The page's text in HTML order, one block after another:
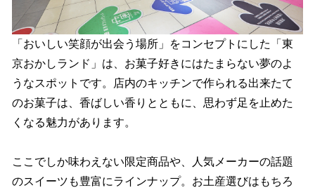
「おいしい笑顔が出会う場所」をコンセプトにした「東
京おかしランド」は、お菓子好きにはたまらない夢のよ
うなスポットです。店内のキッチンで作られる出来たて
のお菓子は、香ばしい香りとともに、思わず足を止めた
くなる魅力があります。
ここでしか味わえない限定商品や、人気メーカーの話題
のスイーツも豊富にラインナップ。お土産選びはもちろ